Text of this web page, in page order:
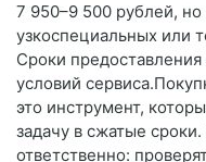
7 950–9 500 рублей,
узкоспециальных или
Сроки
условий
это инструмент,
задачу в сжатые
ответственно: